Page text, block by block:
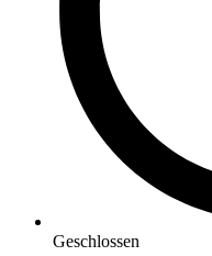
Geschlossen